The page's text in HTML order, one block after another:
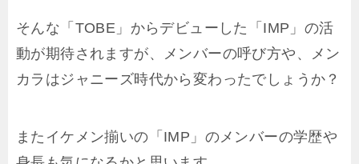
そんな「TOBE」からデビューした「IMP」の活
動が期待されますが、メンバーの呼び方や、メン
カラはジャニーズ時代から変わったでしょうか？
またイケメン揃いの「IMP」のメンバーの学歴や